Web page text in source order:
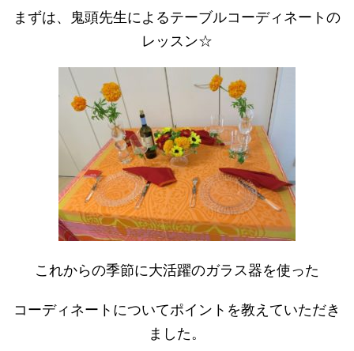
まずは、鬼頭先生によるテーブルコーディネートの
レッスン☆
これからの季節に大活躍のガラス器を使った
コーディネートについてポイントを教えていただき
ました。